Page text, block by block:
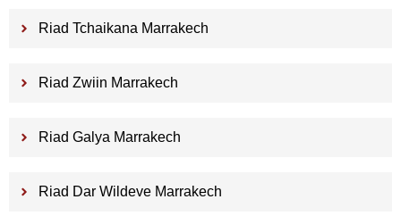
Riad Tchaikana Marrakech
Riad Zwiin Marrakech
Riad Galya Marrakech
Riad Dar Wildeve Marrakech